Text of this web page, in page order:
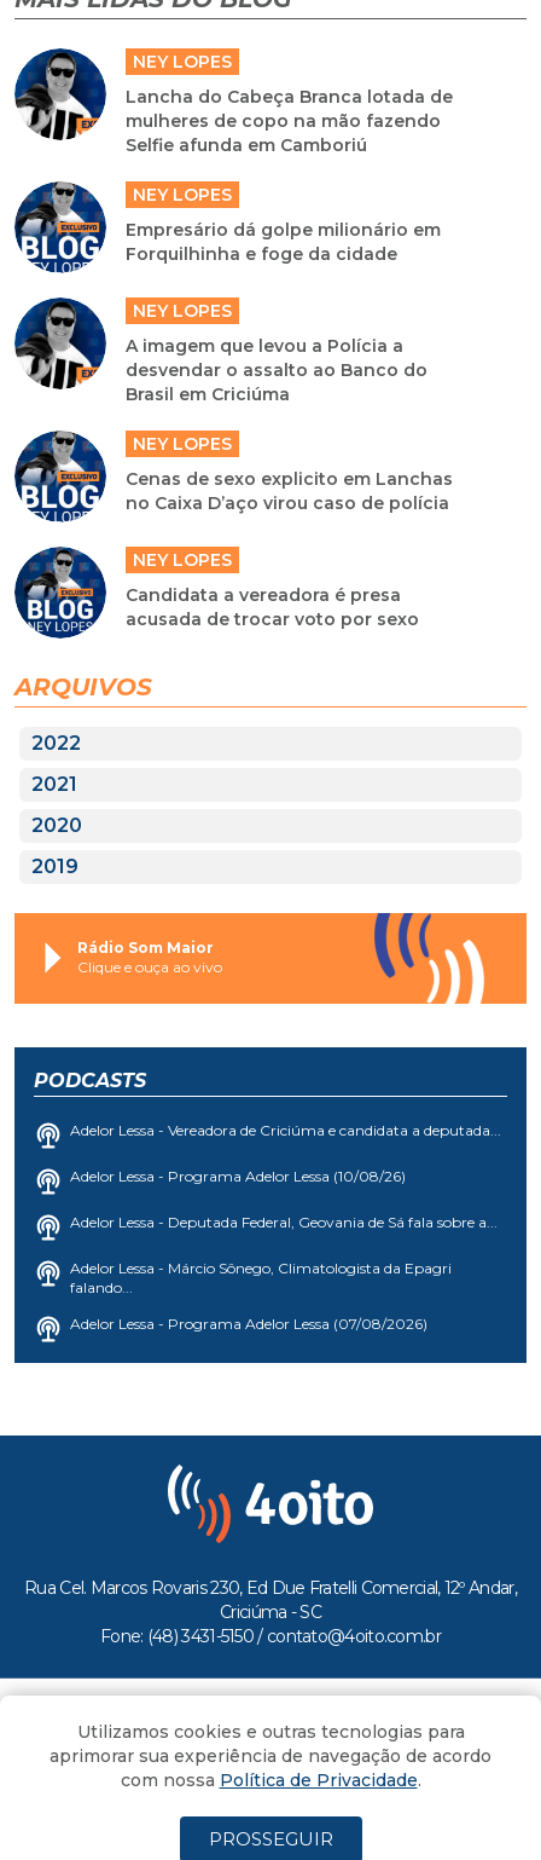
NEY LOPES
Lancha do Cabeça Branca lotada de
mulheres de copo na mão fazendo
Selfie afunda em Camboriú
NEY LOPES
Empresário dá golpe milionário em
Forquilhinha e foge da cidade
NEY LOPES
A imagem que levou a Polícia a
desvendar o assalto ao Banco do
Brasil em Criciúma
NEY LOPES
Cenas de sexo explicito em Lanchas
no Caixa D’aço virou caso de polícia
NEY LOPES
Candidata a vereadora é presa
acusada de trocar voto por sexo
ARQUIVOS
2022
2021
2020
2019
Rádio Som Maior
Clique e ouça ao vivo
PODCASTS
Adelor Lessa - Vereadora de Criciúma e candidata a deputada...
Adelor Lessa - Programa Adelor Lessa (10/08/26)
Adelor Lessa - Deputada Federal, Geovania de Sá fala sobre a...
Adelor Lessa - Márcio Sônego, Climatologista da Epagri
falando...
Adelor Lessa - Programa Adelor Lessa (07/08/2026)
Rua Cel. Marcos Rovaris 230, Ed Due Fratelli Comercial, 12º Andar,
Criciúma - SC
Fone: (48) 3431-5150 / contato@4oito.com.br
Todos os direitos reservados ao Portal 4oito
Utilizamos cookies e outras tecnologias para
aprimorar sua experiência de navegação de acordo
com nossa Política de Privacidade.
PROSSEGUIR